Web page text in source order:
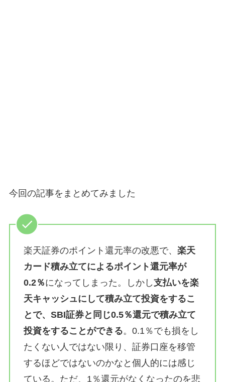
今回の記事をまとめてみました
楽天証券のポイント還元率の改悪で、 楽天
カード積み立てによるポイント還元率が
0.2％になってしまった。しかし支払いを楽
天キャッシュにして積み立て投資をするこ
とで、SBI証券と同じ0.5％還元で積み立て
投資をすることができる。0.1％でも損をし
たくない人ではない限り、証券口座を移管
するほどではないのかなと個人的には感じ
ている。ただ、1％還元がなくなったのを悲